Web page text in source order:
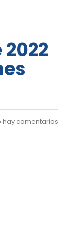
hay comentarios